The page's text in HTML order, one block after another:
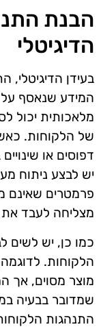
הבנת
הדיגיטלי
בעידן
המידע שנאסף על
מלאכותית יכול
של הלקוחות.
דפוסים או
יש לבצע ניתוח
פרמטרים שאינם
מצליחה לעבד
כמו כן, יש לשים
הלקוחות.
מוצר מסוים, אך
שמדובר בבעיה
התנהגות